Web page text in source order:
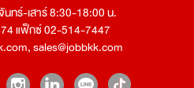
ทร์-เสาร์ 8:30-18:00 น.
แฟ็กซ์ 02-514-7447
,sales@jobbkk.com